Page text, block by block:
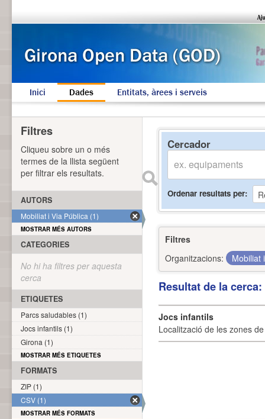
Inici Dades Entitats, àrees i serveis
Cercador
Ordenar resultats per
Filtres
Organitzacions:
Mobiliat
Resultat de la
Jocs infantils
Localització de les zones
Filtres
Cliqueu sobre un o més
termes de la llista següent
per filtrar els resultats.
AUTORS
Mobiliat i Via Pública (1)
MOSTRAR MÉS AUTORS
CATEGORIES
No hi ha filtres per aquesta
cerca
ETIQUETES
Parcs saludables (1)
Jocs infantils (1)
Girona (1)
MOSTRAR MÉS ETIQUETES
FORMATS
ZIP (1)
CSV (1)
MOSTRAR MÉS FORMATS